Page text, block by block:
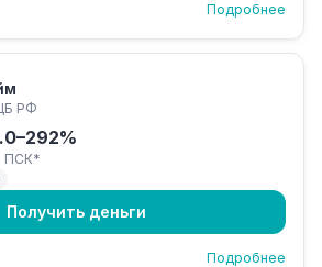
Подробнее
РФ
0–292%
ПСК*
Получить деньги
Подробнее